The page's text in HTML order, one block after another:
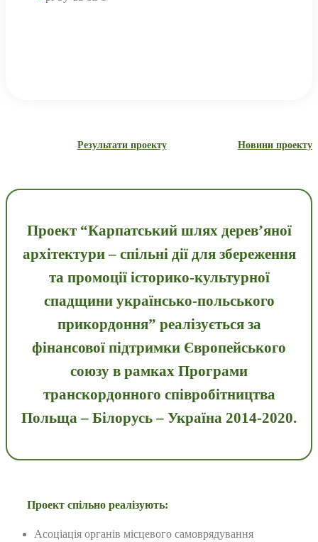
Новини проекту
Результати проекту
Проект “Карпатський шлях дерев’яної
архітектури – спільні дії для збереження
та промоції історико-культурної
спадщини українсько-польського
прикордоння” реалізується за
фінансової підтримки Європейського
союзу в рамках Програми
транскордонного співробітництва
Польща – Білорусь – Україна 2014-2020.
Проект спільно реалізують:
Асоціація органів місцевого самоврядування